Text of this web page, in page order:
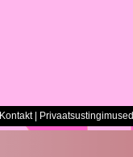
Kontakt| Privaatsustingimused